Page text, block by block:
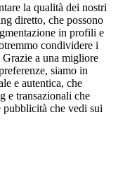
la qualità dei nostri
diretto, che possono
in profili e
condividere i
a una migliore
siamo in
e autentica, che
e transazionali che
che vedi sui